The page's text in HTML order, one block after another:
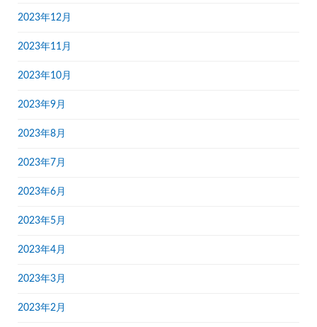
2023年12月
2023年11月
2023年10月
2023年9月
2023年8月
2023年7月
2023年6月
2023年5月
2023年4月
2023年3月
2023年2月